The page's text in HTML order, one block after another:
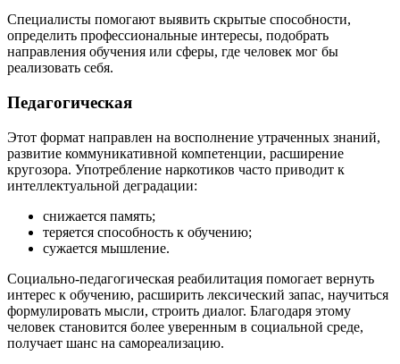
Специалисты помогают выявить скрытые способности,
определить профессиональные интересы, подобрать
направления обучения или сферы, где человек мог бы
реализовать себя.
Педагогическая
Этот формат направлен на восполнение утраченных знаний,
развитие коммуникативной компетенции, расширение
кругозора. Употребление наркотиков часто приводит к
интеллектуальной деградации:
снижается память;
теряется способность к обучению;
сужается мышление.
Социально-педагогическая реабилитация помогает вернуть
интерес к обучению, расширить лексический запас, научиться
формулировать мысли, строить диалог. Благодаря этому
человек становится более уверенным в социальной среде,
получает шанс на самореализацию.